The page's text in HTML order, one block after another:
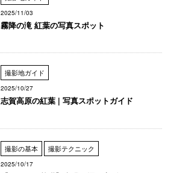
2025/11/03
霧降の滝 紅葉の写真スポット
撮影地ガイド
2025/10/27
志賀高原の紅葉 | 写真スポットガイド
撮影の基本 撮影テクニック
2025/10/17